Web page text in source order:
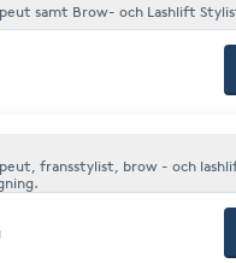
Megavolym
samt Brow- och Lashlift
fransstylist, brow - och